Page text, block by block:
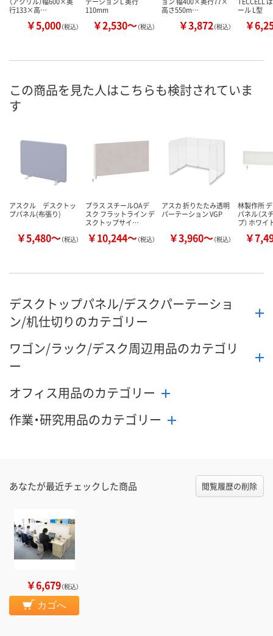
行133×高…
￥5,000（税込）
110mm
￥2,530～（税込）
高さ550m…
￥3,872（税込）
ール L型
￥
この商品を見た人はこちらも検討されていま
す
アスクル デスクトッ
プパネル(布張り)
￥5,480～（税込）
プラス スチールOAデ
スク フラットライン デ
スクトップサイ…
￥10,244～（税込）
アスカ 折りたたみ透明
パーテーション VGP
￥3,960～（税込）
林製作所
パネル（ス
プ） ホワイ
￥
デスクトップパネル/デスクパーテーショ
ン/机仕切りのカテゴリー
ワゴン/ラック/デスク周辺用品のカテゴリ
ー
オフィス用品のカテゴリー
作業・研究用品のカテゴリー
あなたが最近チェックした商品 閲覧履歴の削除
￥6,679（税込）
カゴへ